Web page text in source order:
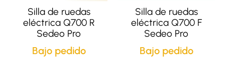
Silla de ruedas
eléctrica Q700 R
Sedeo Pro
Bajo pedido
Silla de ruedas
eléctrica Q700 F
Sedeo Pro
Bajo pedido